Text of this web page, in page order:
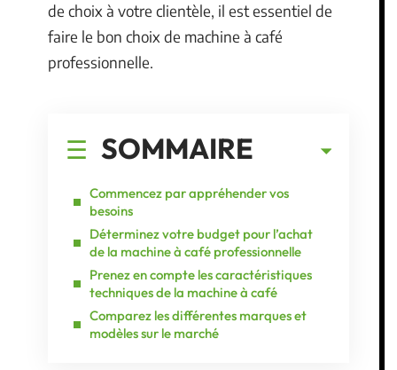
de choix à votre clientèle, il est essentiel de
faire le bon choix de machine à café
professionnelle.
SOMMAIRE
Commencez par appréhender vos
besoins
Déterminez votre budget pour l’achat
de la machine à café professionnelle
Prenez en compte les caractéristiques
techniques de la machine à café
Comparez les différentes marques et
modèles sur le marché